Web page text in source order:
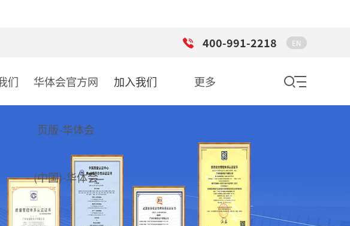
400-991-2218 EN
们 华体会官方网
页版-华体会
(中国)-华体会
加入我们 更多